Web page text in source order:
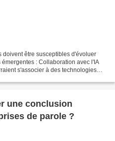
doivent être susceptibles d'évoluer
: Collaboration avec l'IA
s'associer à des technologies
une conclusion
de parole ?